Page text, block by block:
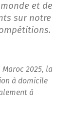
et de
sur notre
2025, la
à domicile
à